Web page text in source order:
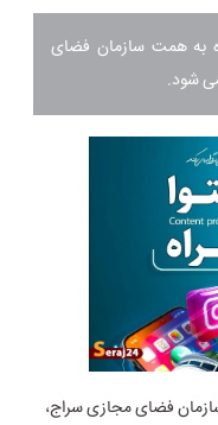
به همت سازمان فضای
شود.
فضای مجازی سراج،